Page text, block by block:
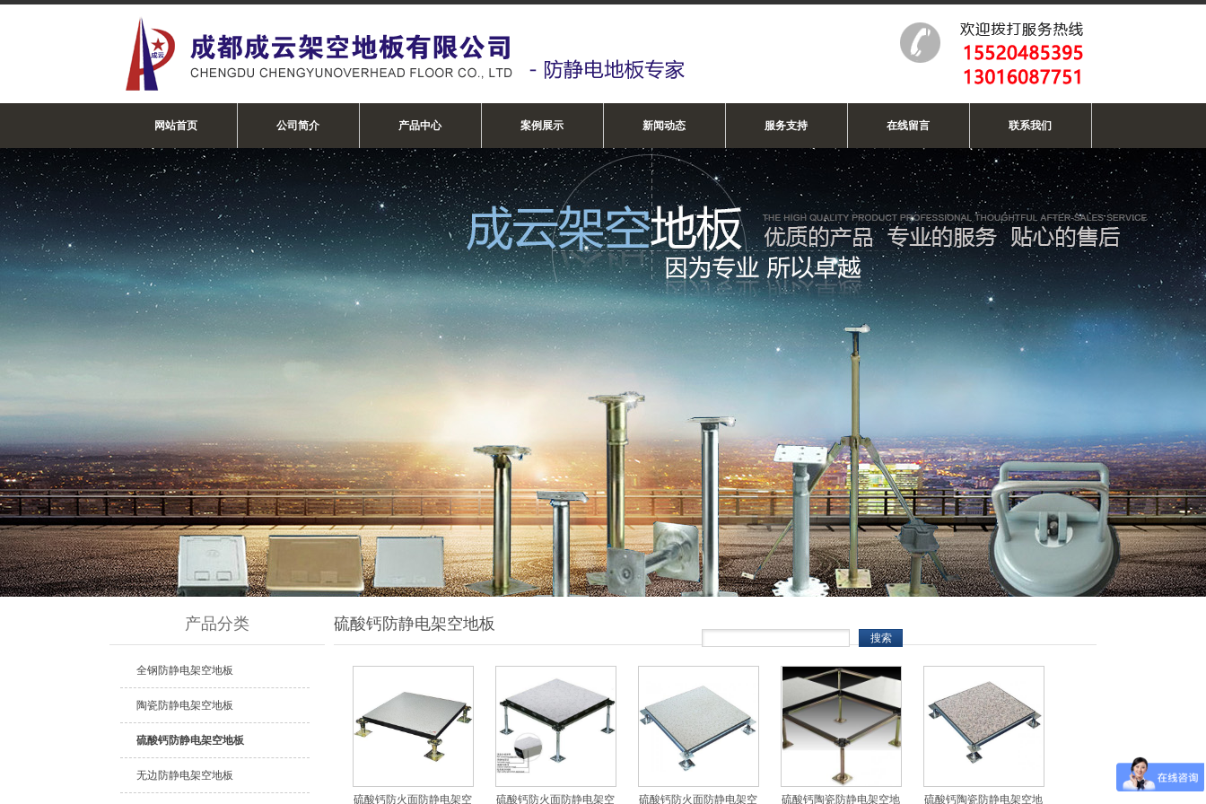
网站首页 公司简介 产品中心 案例展示 新闻动态 服务支持 在线留言 联系我们
产品分类
全钢防静电架空地板
陶瓷防静电架空地板
硫酸钙防静电架空地板
无边防静电架空地板
硫酸钙防静电架空地板
硫酸钙防火面防静电架空 硫酸钙防火面防静电架空 硫酸钙防火面防静电架空 硫酸钙陶瓷防静电架空地 硫酸钙陶瓷防静电架空地